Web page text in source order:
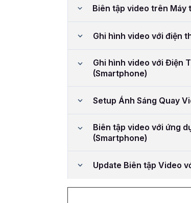
Biên tập video trên Máy
Ghi hình video với điện
Ghi hình video với Điện
(Smartphone)
Setup Ánh Sáng Quay
Biên tập video với ứng
(Smartphone)
Update Biên tập Video